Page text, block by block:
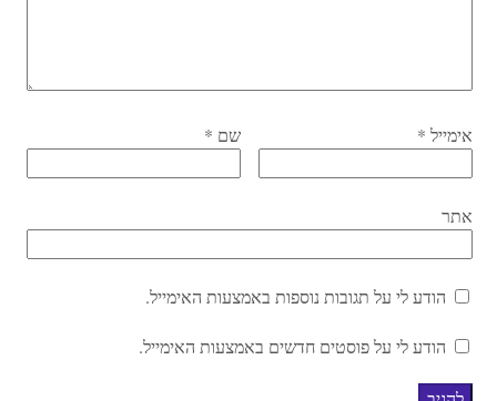
שם * אימייל *
אתר
הודע לי על תגובות נוספות באמצעות האימייל.
הודע לי על פוסטים חדשים באמצעות האימייל.